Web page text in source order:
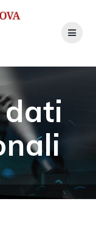
dati